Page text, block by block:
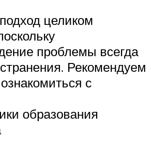
целиком
проблемы всегда
Рекомендуем
с
образования